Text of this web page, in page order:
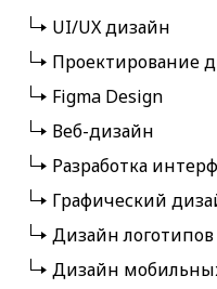
UI/UX дизайн
Проектирование
Figma Design
Веб-дизайн
Разработка
Графический
Дизайн логотипов
Дизайн